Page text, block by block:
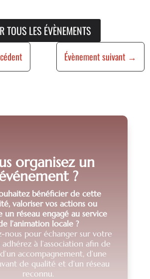
TOUS LES ÉVÈNEMENTS
Évènement suivant →
organisez un
?
bénéficier de cette
valoriser vos actions ou
un réseau engagé au service
l’animation locale ?
nous pour échanger sur votre
à l’association afin de
accompagnement, d’une
de qualité et d’un réseau
reconnu.